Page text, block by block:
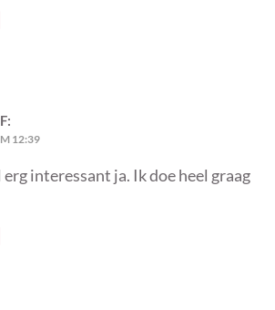
12:39
erg interessant ja. Ik doe heel graag